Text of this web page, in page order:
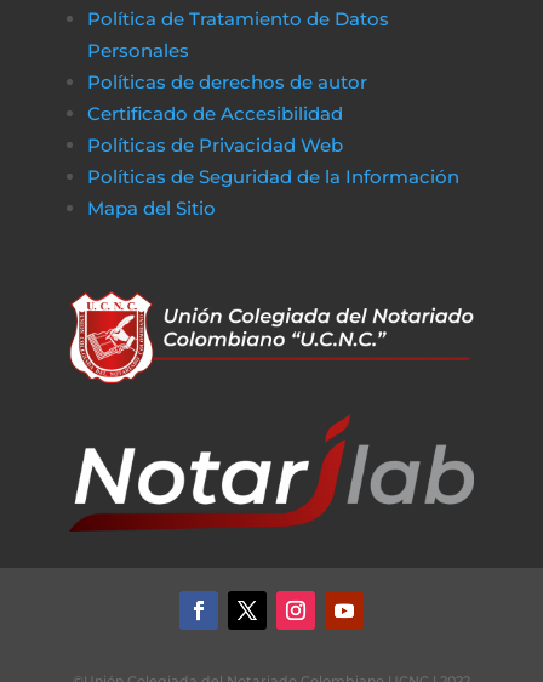
Política de Tratamiento de Datos
Personales
Políticas de derechos de autor
Certificado de Accesibilidad
Políticas de Privacidad Web
Políticas de Seguridad de la Información
Mapa del Sitio